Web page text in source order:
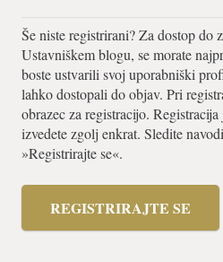
Še niste registrirani? Za dostop do
Ustavniškem blogu, se morate
boste ustvarili svoj uporabniški
lahko dostopali do objav. Pri
obrazec za registracijo.
izvedete zgolj enkrat. Sledite
»Registrirajte se«.
REGISTRIRAJTE SE